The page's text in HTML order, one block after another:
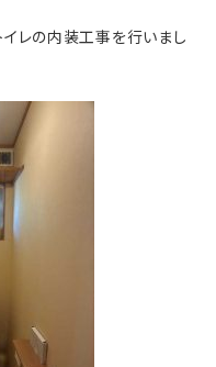
レの内装工事を行いまし